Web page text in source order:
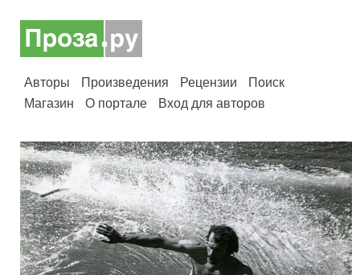
Авторы Произведения Рецензии
Поиск
Магазин
О портале Вход для авторов